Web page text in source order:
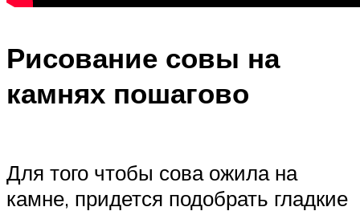
Рисование совы на
камнях пошагово
Для того чтобы сова ожила на
камне, придется подобрать гладкие